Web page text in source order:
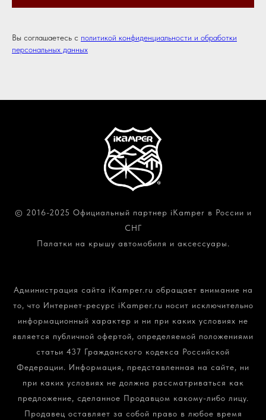
Вы соглашаетесь с политикой конфиденциальности и обработки
персональных данных
© 2016-2025 Официальный партнер iKamper в России и
СНГ
Палатки на крышу автомобиля и аксессуары.
Администрация сайта iKamper.ru обращает внимание на
то, что Интернет-ресурс iKamper.ru носит исключительно
информационный характер и ни при каких условиях не
является публичной офертой, определяемой положениями
статьи 437 Гражданского кодекса Российской
Федерации. Информация, представленная на сайте, ни
при каких условиях не должна рассматриваться как
предложение, сделанное Продавцом какому-либо лицу.
Продавец оставляет за собой право в любое время